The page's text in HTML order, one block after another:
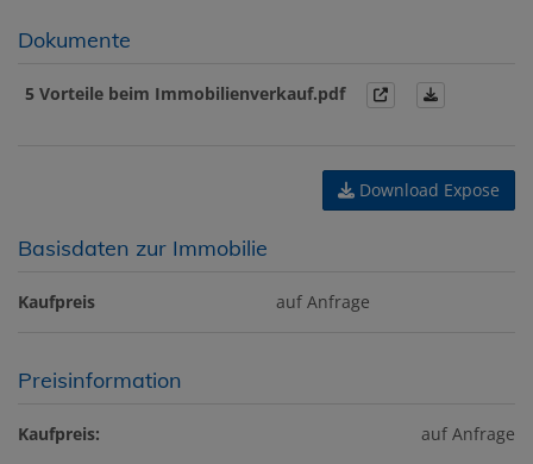
Dokumente
5 Vorteile beim Immobilienverkauf.pdf
Download Expose
Basisdaten zur Immobilie
Kaufpreis auf Anfrage
Preisinformation
Kaufpreis: auf Anfrage